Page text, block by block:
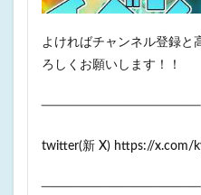
よければチャンネル登録と
ろしくお願いします！！
────────────────
twitter(新 X) https://x.com/
────────────────